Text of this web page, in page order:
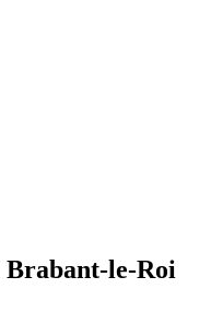
Brabant-le-Roi